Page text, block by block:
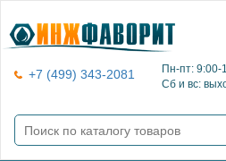
+7 (499) 343-2081
Пн-пт: 9:00-
Сб и вс: